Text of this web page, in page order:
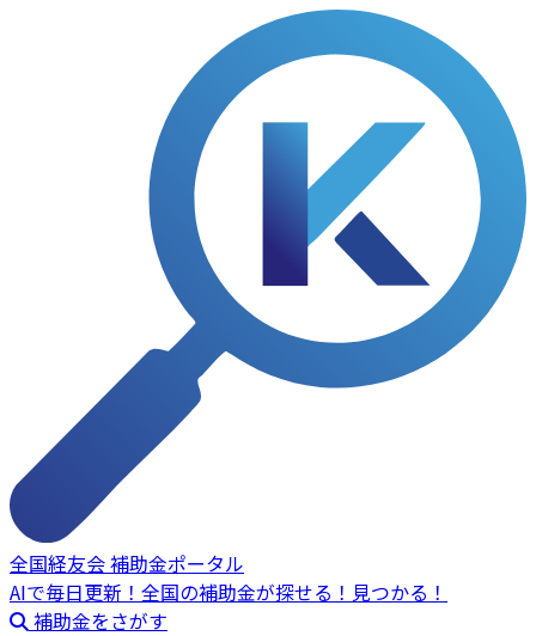
全国経友会 補助金ポータル
AIで毎日更新！全国の補助金が探せる！見つかる！
補助金をさがす